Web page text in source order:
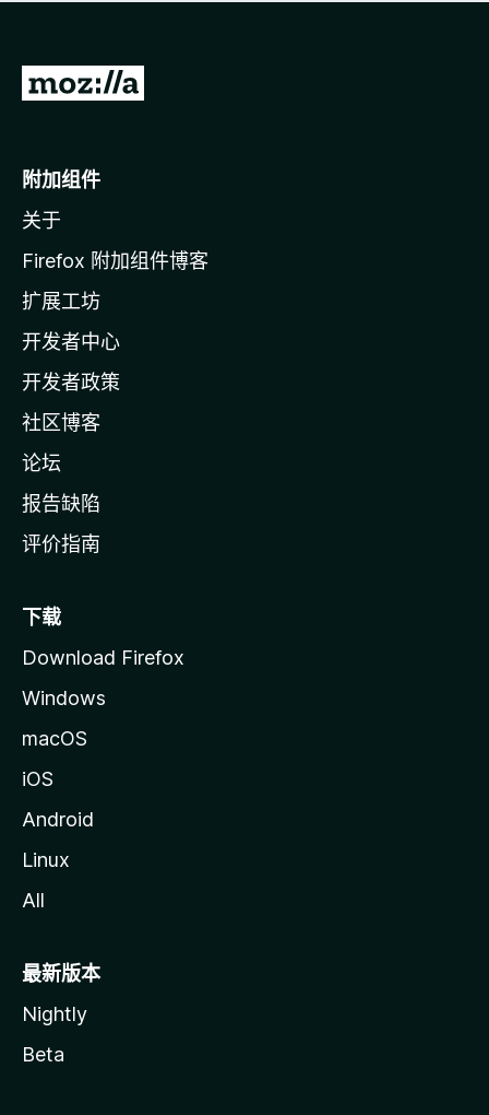
无
转
o
i
l
a
主
页
附加组件
关于
Firefox 附加组件博客
扩展工坊
开发者中心
开发者政策
社区博客
论坛
报告缺陷
评价指南
下载
Download Firefox
Windows
macOS
iOS
Android
Linux
All
最新版本
Nightly
Beta